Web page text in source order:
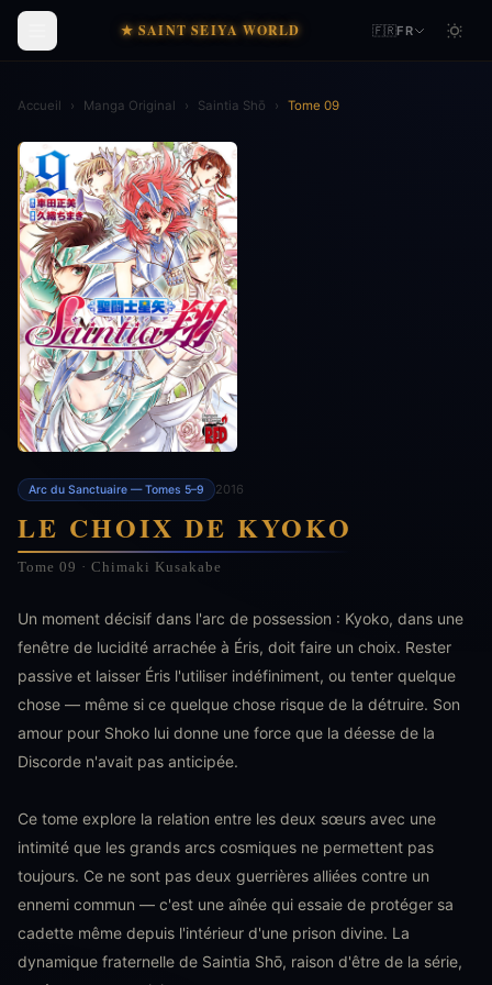
★ SAINT SEIYA WORLD 🇫🇷FR
Accueil › Manga Original › Saintia Shō › Tome 09
Arc du Sanctuaire — Tomes 5–9 2016
LE CHOIX DE KYOKO
Tome 09 · Chimaki Kusakabe
Un moment décisif dans l'arc de possession : Kyoko, dans une
fenêtre de lucidité arrachée à Éris, doit faire un choix. Rester
passive et laisser Éris l'utiliser indéfiniment, ou tenter quelque
chose — même si ce quelque chose risque de la détruire. Son
amour pour Shoko lui donne une force que la déesse de la
Discorde n'avait pas anticipée.
Ce tome explore la relation entre les deux sœurs avec une
intimité que les grands arcs cosmiques ne permettent pas
toujours. Ce ne sont pas deux guerrières alliées contre un
ennemi commun — c'est une aînée qui essaie de protéger sa
cadette même depuis l'intérieur d'une prison divine. La
dynamique fraternelle de Saintia Shō, raison d'être de la série,